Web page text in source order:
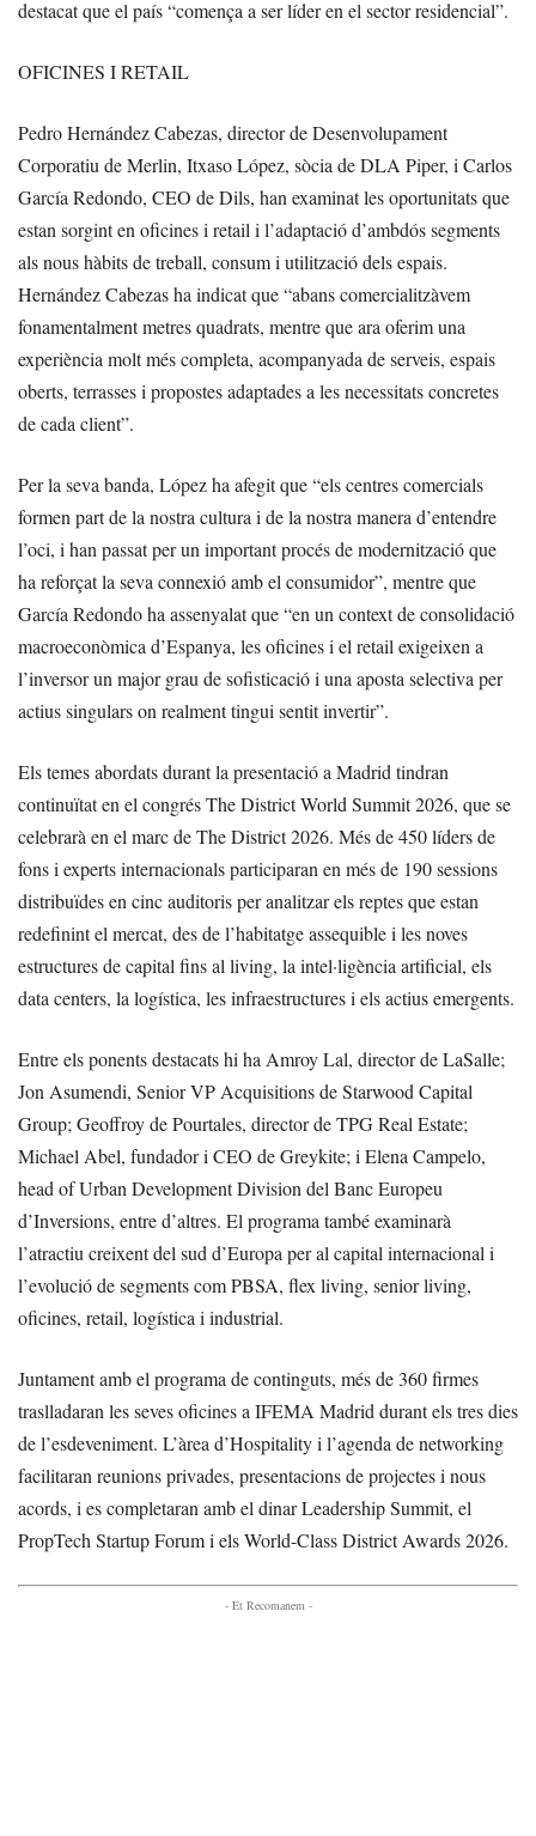
destacat que el país “comença a ser líder en el sector residencial”.
OFICINES I RETAIL
Pedro Hernández Cabezas, director de Desenvolupament
Corporatiu de Merlin, Itxaso López, sòcia de DLA Piper, i Carlos
García Redondo, CEO de Dils, han examinat les oportunitats que
estan sorgint en oficines i retail i l’adaptació d’ambdós segments
als nous hàbits de treball, consum i utilització dels espais.
Hernández Cabezas ha indicat que “abans comercialitzàvem
fonamentalment metres quadrats, mentre que ara oferim una
experiència molt més completa, acompanyada de serveis, espais
oberts, terrasses i propostes adaptades a les necessitats concretes
de cada client”.
Per la seva banda, López ha afegit que “els centres comercials
formen part de la nostra cultura i de la nostra manera d’entendre
l’oci, i han passat per un important procés de modernització que
ha reforçat la seva connexió amb el consumidor”, mentre que
García Redondo ha assenyalat que “en un context de consolidació
macroeconòmica d’Espanya, les oficines i el retail exigeixen a
l’inversor un major grau de sofisticació i una aposta selectiva per
actius singulars on realment tingui sentit invertir”.
Els temes abordats durant la presentació a Madrid tindran
continuïtat en el congrés The District World Summit 2026, que se
celebrarà en el marc de The District 2026. Més de 450 líders de
fons i experts internacionals participaran en més de 190 sessions
distribuïdes en cinc auditoris per analitzar els reptes que estan
redefinint el mercat, des de l’habitatge assequible i les noves
estructures de capital fins al living, la intel·ligència artificial, els
data centers, la logística, les infraestructures i els actius emergents.
Entre els ponents destacats hi ha Amroy Lal, director de LaSalle;
Jon Asumendi, Senior VP Acquisitions de Starwood Capital
Group; Geoffroy de Pourtales, director de TPG Real Estate;
Michael Abel, fundador i CEO de Greykite; i Elena Campelo,
head of Urban Development Division del Banc Europeu
d’Inversions, entre d’altres. El programa també examinarà
l’atractiu creixent del sud d’Europa per al capital internacional i
l’evolució de segments com PBSA, flex living, senior living,
oficines, retail, logística i industrial.
Juntament amb el programa de continguts, més de 360 firmes
traslladaran les seves oficines a IFEMA Madrid durant els tres dies
de l’esdeveniment. L’àrea d’Hospitality i l’agenda de networking
facilitaran reunions privades, presentacions de projectes i nous
acords, i es completaran amb el dinar Leadership Summit, el
PropTech Startup Forum i els World-Class District Awards 2026.
- Et Recomanem -